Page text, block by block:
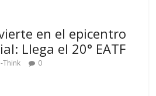
en el epicentro
Llega el 20° EATF
Think 0